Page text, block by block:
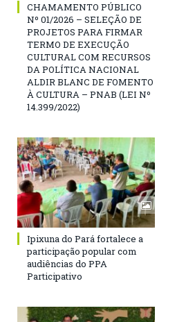
CHAMAMENTO PÚBLICO
Nº 01/2026 – SELEÇÃO DE
PROJETOS PARA FIRMAR
TERMO DE EXECUÇÃO
CULTURAL COM RECURSOS
DA POLÍTICA NACIONAL
ALDIR BLANC DE FOMENTO
À CULTURA – PNAB (LEI Nº
14.399/2022)
Ipixuna do Pará fortalece a
participação popular com
audiências do PPA
Participativo